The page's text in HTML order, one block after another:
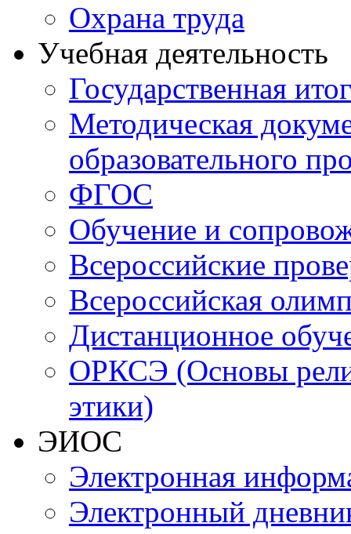
Охрана труда
Учебная деятельность
Государственная
Методическая
образовательного
ФГОС
Обучение и
Всероссийские
Всероссийская
Дистанционное
ОРКСЭ (Основы
этики)
ЭИОС
Электронная
Электронный